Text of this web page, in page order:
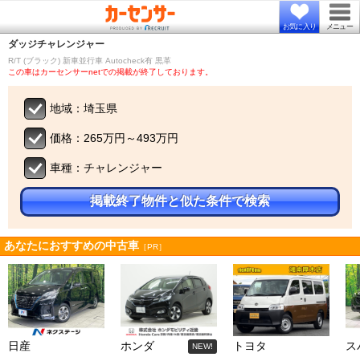
お気に入り メニュー
ダッジチャレンジャー
R/T (ブラック) 新車並行車 Autocheck有 黒革
この車はカーセンサーnetでの掲載が終了しております。
地域：埼玉県
価格：265万円～493万円
車種：チャレンジャー
掲載終了物件と似た条件で検索
あなたにおすすめの中古車 ［PR］
日産
ホンダ NEW!
トヨタ
ス